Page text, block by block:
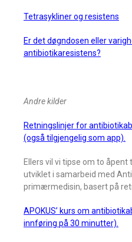
Tetrasykliner og resistens
Er det døgndosen eller
antibiotikaresistens?
Andre kilder
Retningslinjer for
(også tilgjengelig som app).
Ellers vil vi tipse om to
utviklet i samarbeid med
primærmedisin, basert på
APOKUS’ kurs om
innføring på 30 minutter).